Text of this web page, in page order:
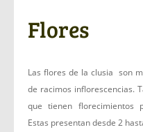
Flores
Las flores de la clusia son
de racimos inflorescencias.
que tienen florecimientos
Estas presentan desde 2